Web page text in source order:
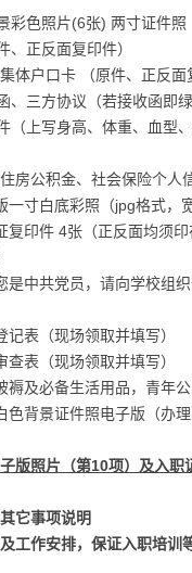
色照片(6张) 两寸证件照
正反面复印件）
体户口卡 （原件、正反面
三方协议（若接收函即绿
上写身高、体重、血型、
公积金、社会保险个人
底彩照（jpg格式，宽
件 4张（正反面均须印在
党员，请向学校组织
（现场领取并填写）
（现场领取并填写）
备生活用品，青年公
证件照电子版（办理入
版照片（第10项）及入职
它事项说明
工作安排，保证入职培